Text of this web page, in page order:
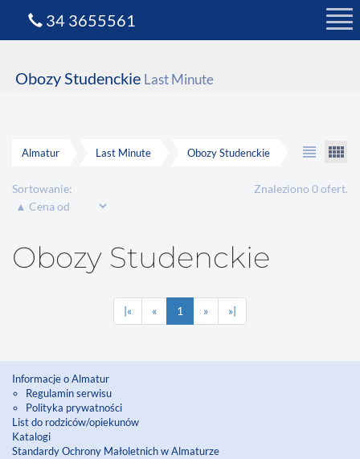
Obozy Studenckie Last Minute
Almatur Last Minute Obozy Studenckie view_headline view_comfy
Sortowanie: Znaleziono 0 ofert.
Obozy Studenckie
|« « 1 » »|
Informacje o Almatur
Regulamin serwisu
Polityka prywatności
List do rodziców/opiekunów
Katalogi
Standardy Ochrony Małoletnich w Almaturze
34 3655561